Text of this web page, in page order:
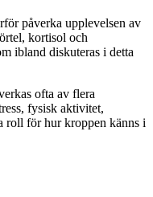
påverka upplevelsen av
kortisol och
ibland diskuteras i detta
ofta av flera
fysisk aktivitet,
roll för hur kroppen känns i